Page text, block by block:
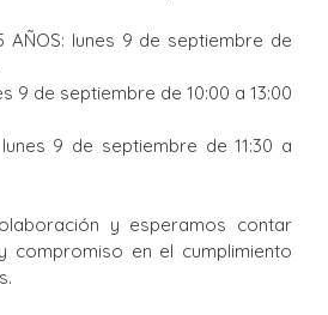
AÑOS: lunes 9 de septiembre de
9 de septiembre de 10:00 a 13:00
lunes 9 de septiembre de 11:30 a
y esperamos contar
compromiso en el cumplimiento